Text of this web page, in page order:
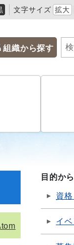
文字サイズ 拡大
組織から探す
目的か
資
イ